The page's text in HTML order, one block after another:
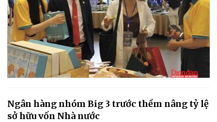
Ngân hàng nhóm Big 3 trước thềm nâng tỷ lệ
sở hữu vốn Nhà nước